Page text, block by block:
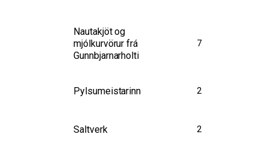
Nautakjöt og
mjólkurvörur frá
Gunnbjarnarholti
7
Pylsumeistarinn 2
Saltverk 2